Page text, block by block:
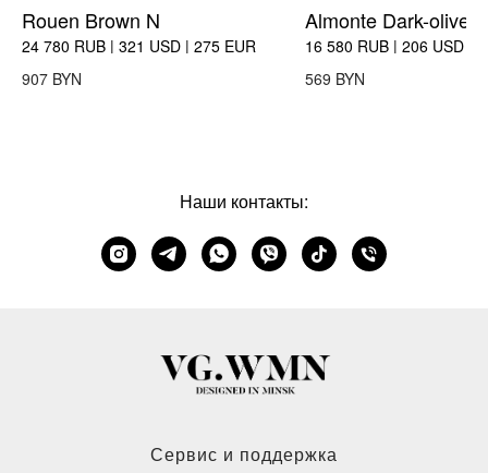
Rouen Brown N
24 780 RUB | 321 USD | 275 EUR
907 BYN
Almonte Dark-olive
16 580 RUB | 206 USD |
569 BYN
Наши контакты:
Сервис и поддержка